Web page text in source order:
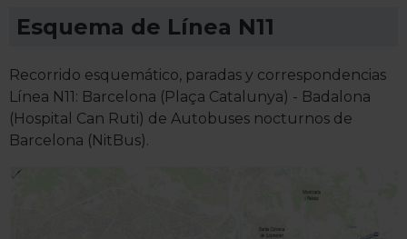
Esquema de Línea N11
Recorrido esquemático, paradas y correspondencias
Línea N11: Barcelona (Plaça Catalunya) - Badalona
(Hospital Can Ruti) de Autobuses nocturnos de
Barcelona (NitBus).